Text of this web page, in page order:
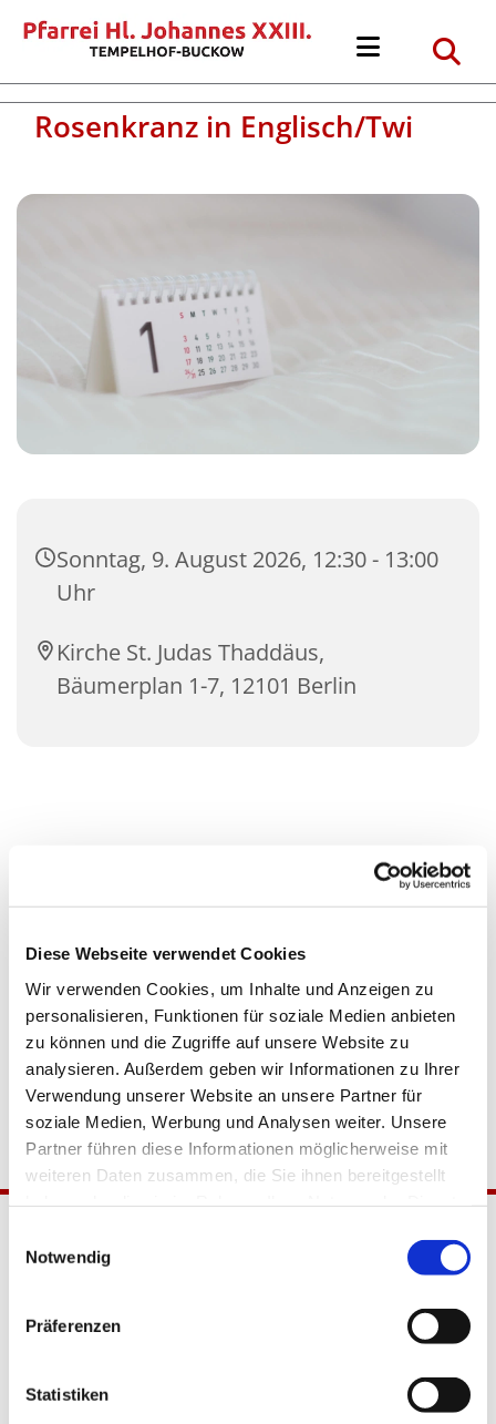
Diese Webseite verwendet Cookies
Wir verwenden Cookies, um Inhalte und Anzeigen zu
personalisieren, Funktionen für soziale Medien anbieten
zu können und die Zugriffe auf unsere Website zu
analysieren. Außerdem geben wir Informationen zu Ihrer
Verwendung unserer Website an unsere Partner für
soziale Medien, Werbung und Analysen weiter. Unsere
Partner führen diese Informationen möglicherweise mit
weiteren Daten zusammen, die Sie ihnen bereitgestellt
Notwendig
Präferenzen
Statistiken
Rosenkranz in Englisch/Twi
Sonntag, 9. August 2026, 12:30 - 13:00
Uhr
Kirche St. Judas Thaddäus,
Bäumerplan 1-7, 12101 Berlin
Katholische Kirchengemeinde